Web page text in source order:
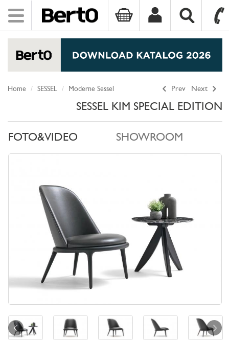
Toggle
navigation
Prev Next
Home SESSEL Moderne Sessel
SESSEL KIM SPECIAL EDITION
FOTO&VIDEO SHOWROOM